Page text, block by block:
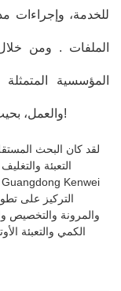
للخدمة، وإجراءات
الملفات . ومن
المؤسسية
والعمل، بحيث لا تعد جميع الالتزامات مجرد كلمات فارغة!
لقد كان البحث
التعبئة
والمرونة والتخصيص
الكمي والتعبئة